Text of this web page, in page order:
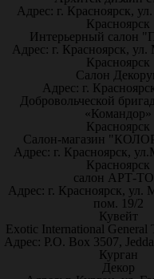
Адрес: г. Красноярск,
Красноярск
Интерьерный салон
Адрес: г. Красноярск,
Красноярск
Салон
Адрес: г.
Добровольческой
«Командор»
Красноярск
Салон-магазин
Адрес: г. Красноярск,
Красноярск
салон АРТ-
Адрес: г. Красноярск, ул.
пом. 19/2
Кувейт
Exotic International General
Адрес: P.O. Box 3507,
Курган
Декор